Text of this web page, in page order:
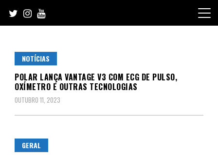
content
NOTÍCIAS
POLAR LANÇA VANTAGE V3 COM ECG DE PULSO,
OXÍMETRO E OUTRAS TECNOLOGIAS
OUTUBRO 11, 2023
GERAL